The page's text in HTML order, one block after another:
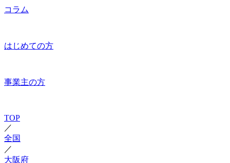
コラム
はじめての方
事業主の方
TOP
／
全国
／
大阪府